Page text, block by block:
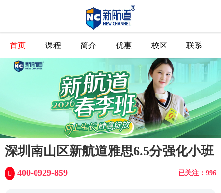
首页 课程 简介 优惠 校区 联系
深圳南山区新航道雅思6.5分强化小班
已关注：996
400-0929-859